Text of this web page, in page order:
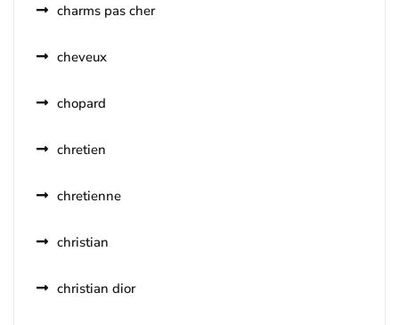
charms pas cher
cheveux
chopard
chretien
chretienne
christian
christian dior